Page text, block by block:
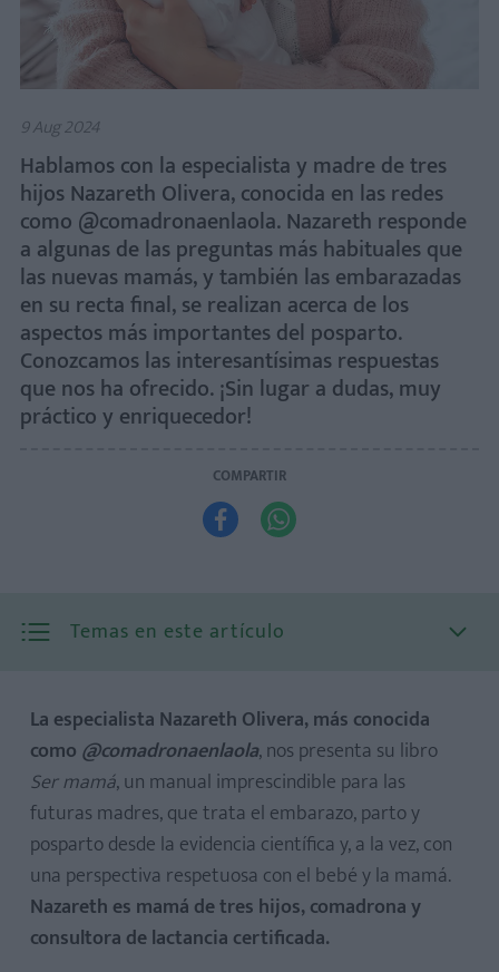
9 Aug 2024
Hablamos con la especialista y madre de tres
hijos Nazareth Olivera, conocida en las redes
como @comadronaenlaola. Nazareth responde
a algunas de las preguntas más habituales que
las nuevas mamás, y también las embarazadas
en su recta final, se realizan acerca de los
aspectos más importantes del posparto.
Conozcamos las interesantísimas respuestas
que nos ha ofrecido. ¡Sin lugar a dudas, muy
práctico y enriquecedor!
COMPARTIR
 
Temas en este artículo
La especialista Nazareth Olivera, más conocida
como @comadronaenlaola, nos presenta su libro
Ser mamá, un manual imprescindible para las
futuras madres, que trata el embarazo, parto y
posparto desde la evidencia científica y, a la vez, con
una perspectiva respetuosa con el bebé y la mamá.
Nazareth es mamá de tres hijos, comadrona y
consultora de lactancia certificada.